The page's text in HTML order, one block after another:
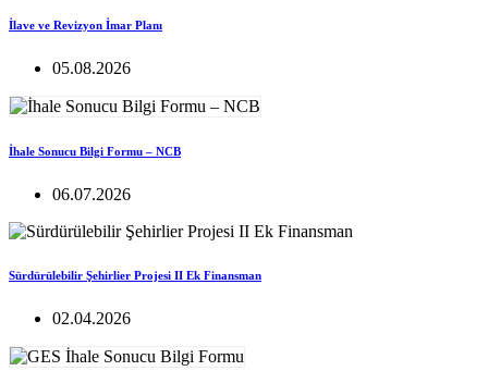
İlave ve Revizyon İmar Planı
05.08.2026
İhale Sonucu Bilgi Formu – NCB
06.07.2026
Sürdürülebilir Şehirlier Projesi II Ek Finansman
02.04.2026